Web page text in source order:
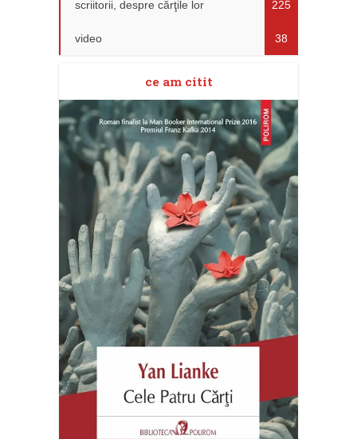
scriitorii, despre cărţile lor 225
video 38
ce am citit